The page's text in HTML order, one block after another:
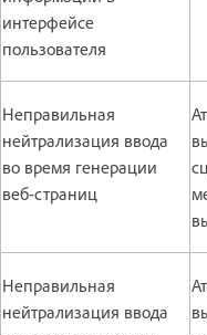
интерфейсе
пользователя
Неправильная
нейтрализация ввода
во время генерации
веб-страниц
Неправильная
нейтрализация ввода